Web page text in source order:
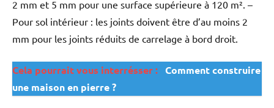
2 mm et 5 mm pour une surface supérieure à 120 m². –
Pour sol intérieur : les joints doivent être d’au moins 2
mm pour les joints réduits de carrelage à bord droit.
Cela pourrait vous interrésser : Comment construire
une maison en pierre ?